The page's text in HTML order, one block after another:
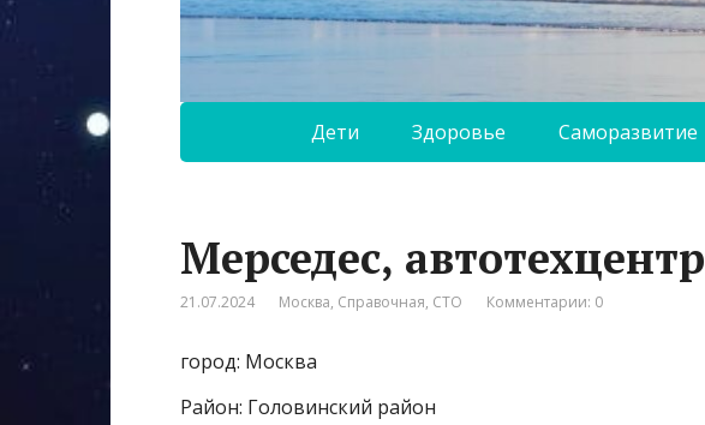
Дети Здоровье Саморазвитие
Мерседес, автотехцентр
21.07.2024 Москва, Справочная, СТО Комментарии: 0
город: Москва
Район: Головинский район